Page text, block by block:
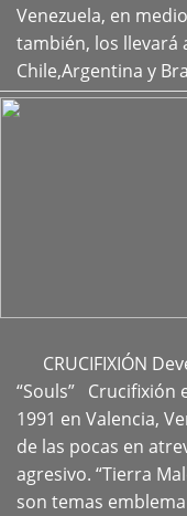
Venezuela, en
también, los llevará
Chile,Argentina y
CRUCIFIXIÓN
“Souls” Crucifixión
1991 en Valencia,
de las pocas en
agresivo. “Tierra
son temas